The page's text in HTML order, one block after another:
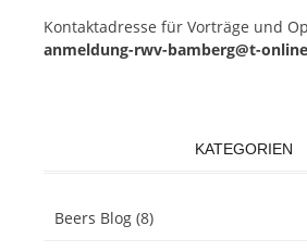
Kon­takt­adres­se für Vor­trä­ge und
anmeldung-rwv-bamberg@t-
KATEGORIEN
Beers Blog (8)